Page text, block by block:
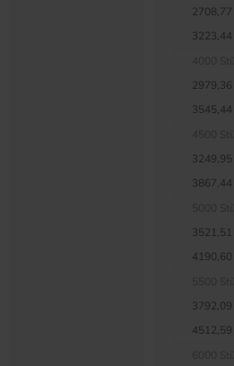
2708,77
3223,44
2979,36
3545,44
3249,95
3867,44
3521,51
4190,60
3792,09
4512,59